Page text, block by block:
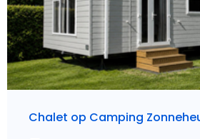
Chalet op Camping